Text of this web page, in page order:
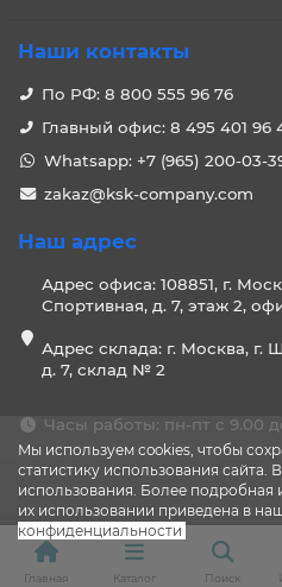
Мы используем cookies, чтобы
статистику использования сайта.
использования. Более подробная
их использовании приведена в
конфиденциальности
Наши контакты
По РФ: 8 800 555 96 76
Главный офис: 8 495 401 96
Whatsapp: +7 (965) 200-03-
zakaz@ksk-company.com
Наш адрес
Адрес офиса: 108851, г.
Спортивная, д. 7, этаж 2,
Адрес склада: г. Москва, г.
д. 7, склад № 2
Часы работы: пн-пт с 9.00
Главная Каталог Поиск